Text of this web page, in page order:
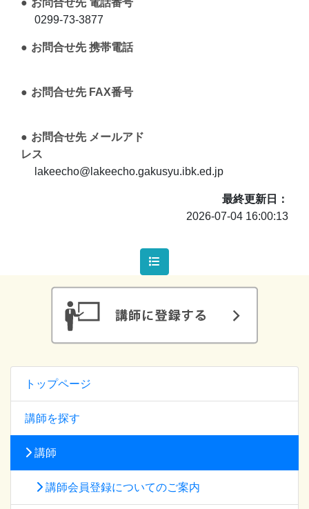
トップページ
講師を探す
講師
講師会員登録についてのご案内
お問合せ先 電話番号
0299-73-3877
お問合せ先 携帯電話
お問合せ先 FAX番号
お問合せ先 メールアド
レス
lakeecho@lakeecho.gakusyu.ibk.ed.jp
最終更新日
2026-07-04 16:00:13